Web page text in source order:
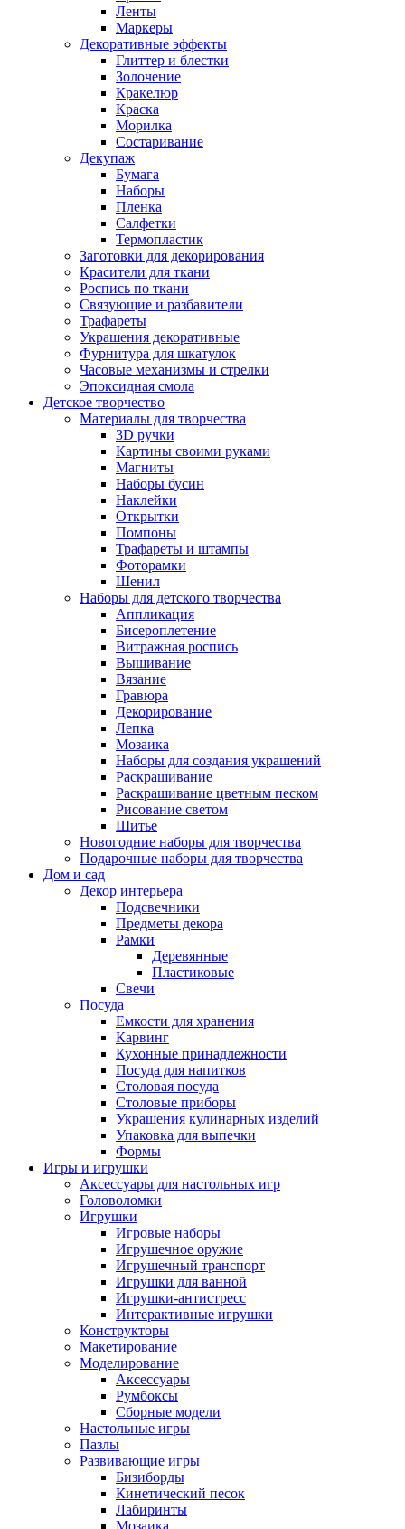
Ленты
Маркеры
Декоративные эффекты
Глиттер и блестки
Золочение
Кракелюр
Краска
Морилка
Состаривание
Декупаж
Бумага
Наборы
Пленка
Салфетки
Термопластик
Заготовки для декорирования
Красители для ткани
Роспись по ткани
Связующие и разбавители
Трафареты
Украшения декоративные
Фурнитура для шкатулок
Часовые механизмы и стрелки
Эпоксидная смола
Детское творчество
Материалы для творчества
3D ручки
Картины своими руками
Магниты
Наборы бусин
Наклейки
Открытки
Помпоны
Трафареты и штампы
Фоторамки
Шенил
Наборы для детского творчества
Аппликация
Бисероплетение
Витражная роспись
Вышивание
Вязание
Гравюра
Декорирование
Лепка
Мозаика
Наборы для создания украшений
Раскрашивание
Раскрашивание цветным песком
Рисование светом
Шитье
Новогодние наборы для творчества
Подарочные наборы для творчества
Дом и сад
Декор интерьера
Подсвечники
Предметы декора
Рамки
Деревянные
Пластиковые
Свечи
Посуда
Емкости для хранения
Карвинг
Кухонные принадлежности
Посуда для напитков
Столовая посуда
Столовые приборы
Украшения кулинарных изделий
Упаковка для выпечки
Формы
Игры и игрушки
Аксессуары для настольных игр
Головоломки
Игрушки
Игровые наборы
Игрушечное оружие
Игрушечный транспорт
Игрушки для ванной
Игрушки-антистресс
Интерактивные игрушки
Конструкторы
Макетирование
Моделирование
Аксессуары
Румбоксы
Сборные модели
Настольные игры
Пазлы
Развивающие игры
Бизиборды
Кинетический песок
Лабиринты
Мозаика